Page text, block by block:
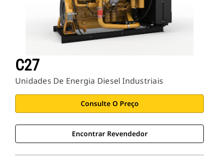
C27
Unidades De Energia Diesel Industriais
Consulte O Preço
Encontrar Revendedor